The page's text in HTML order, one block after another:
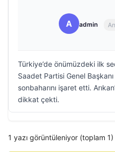
A admin
Türkiye’de önümüzdeki ilk
Saadet Partisi Genel
sonbaharını işaret etti.
dikkat çekti.
1 yazı görüntüleniyor (toplam 1)